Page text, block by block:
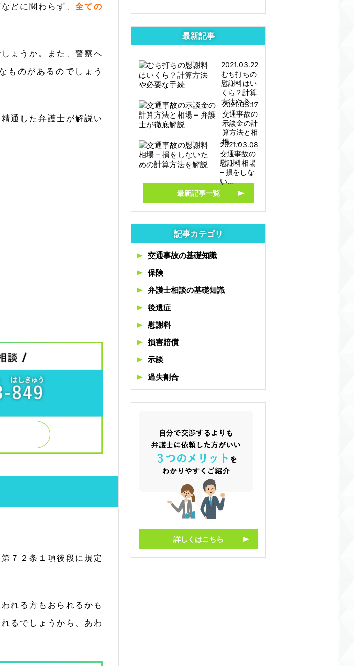
どに関わらず、全ての
ょうか。また、警察へ
ものがあるのでしょう
通した弁護士が解説い
７２条１項後段に規定
れる方もおられるかも
るでしょうから、あわ
最新記事
2021.03.22
むち打ちの
慰謝料はい
くら？計算
方法や必…
2021.03.17
交通事故の
示談金の計
算方法と相
場 –…
2021.03.08
交通事故の
慰謝料相場
– 損をしな
い…
最新記事一覧
記事カテゴリ
交通事故の基礎知識
保険
弁護士相談の基礎知識
後遺症
慰謝料
損害賠償
示談
過失割合
詳しくはこちら